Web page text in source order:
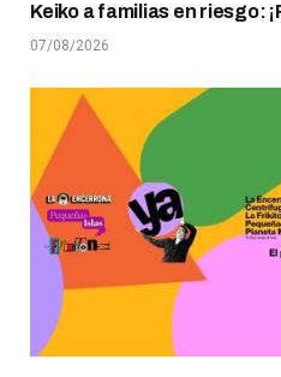
Keiko a familias en riesgo:
07/08/2026